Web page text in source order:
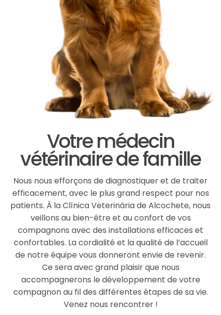
Votre médecin
vétérinaire de famille
Nous nous efforçons de diagnostiquer et de traiter
patients. À la Clínica Veterinária de Alcochete, nous
veillons au bien-être et au confort de vos
compagnons avec des installations efficaces et
confortables. La cordialité et la qualité de l’accueil
de notre équipe vous donneront envie de revenir.
Ce sera avec grand plaisir que nous
accompagnerons le développement de votre
compagnon au fil des différentes étapes de sa vie.
Venez nous rencontrer !